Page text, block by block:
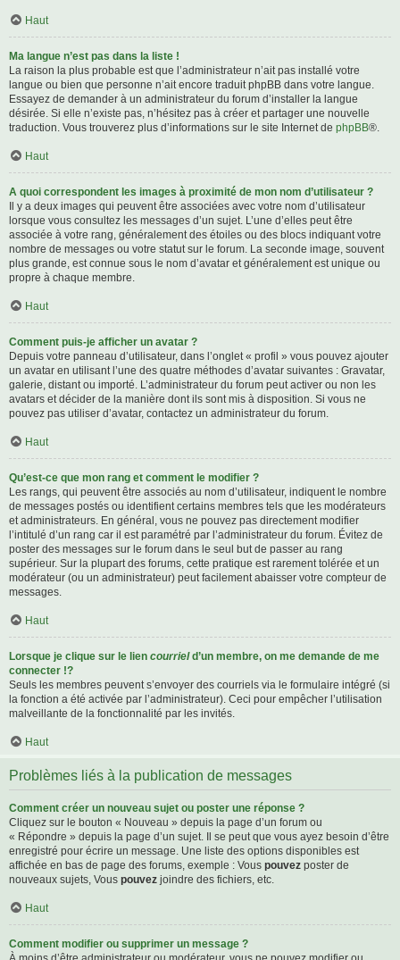
Haut
Ma langue n’est pas dans la liste !
La raison la plus probable est que l’administrateur n’ait pas installé votre
langue ou bien que personne n’ait encore traduit phpBB dans votre langue.
Essayez de demander à un administrateur du forum d’installer la langue
désirée. Si elle n’existe pas, n’hésitez pas à créer et partager une nouvelle
traduction. Vous trouverez plus d’informations sur le site Internet de phpBB®.
Haut
A quoi correspondent les images à proximité de mon nom d’utilisateur ?
Il y a deux images qui peuvent être associées avec votre nom d’utilisateur
lorsque vous consultez les messages d’un sujet. L’une d’elles peut être
associée à votre rang, généralement des étoiles ou des blocs indiquant votre
nombre de messages ou votre statut sur le forum. La seconde image, souvent
plus grande, est connue sous le nom d’avatar et généralement est unique ou
propre à chaque membre.
Haut
Comment puis-je afficher un avatar ?
Depuis votre panneau d’utilisateur, dans l’onglet « profil » vous pouvez ajouter
un avatar en utilisant l’une des quatre méthodes d’avatar suivantes : Gravatar,
galerie, distant ou importé. L’administrateur du forum peut activer ou non les
avatars et décider de la manière dont ils sont mis à disposition. Si vous ne
pouvez pas utiliser d’avatar, contactez un administrateur du forum.
Haut
Qu’est-ce que mon rang et comment le modifier ?
Les rangs, qui peuvent être associés au nom d’utilisateur, indiquent le nombre
de messages postés ou identifient certains membres tels que les modérateurs
et administrateurs. En général, vous ne pouvez pas directement modifier
l’intitulé d’un rang car il est paramétré par l’administrateur du forum. Évitez de
poster des messages sur le forum dans le seul but de passer au rang
supérieur. Sur la plupart des forums, cette pratique est rarement tolérée et un
modérateur (ou un administrateur) peut facilement abaisser votre compteur de
messages.
Haut
Lorsque je clique sur le lien courrield’un membre, on me demande de me
connecter !?
Seuls les membres peuvent s’envoyer des courriels via le formulaire intégré (si
la fonction a été activée par l’administrateur). Ceci pour empêcher l’utilisation
malveillante de la fonctionnalité par les invités.
Haut
Problèmes liés à la publication de messages
Comment créer un nouveau sujet ou poster une réponse ?
Cliquez sur le bouton « Nouveau » depuis la page d’un forum ou
« Répondre » depuis la page d’un sujet. Il se peut que vous ayez besoin d’être
enregistré pour écrire un message. Une liste des options disponibles est
affichée en bas de page des forums, exemple : Vous pouvez poster de
nouveaux sujets, Vous pouvez joindre des fichiers, etc.
Haut
Comment modifier ou supprimer un message ?